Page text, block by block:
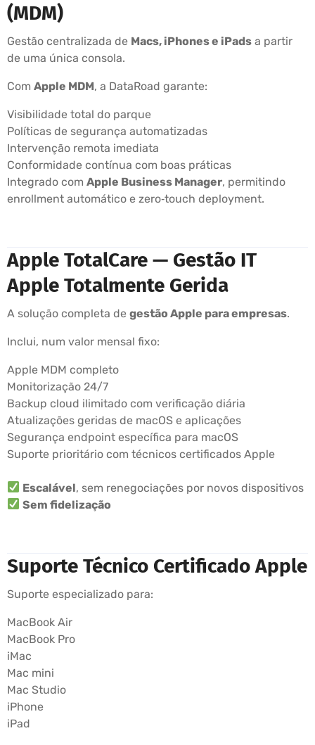
(MDM)
Gestão centralizada de Macs, iPhones e iPads a partir
de uma única consola.
Com Apple MDM, a DataRoad garante:
Visibilidade total do parque
Políticas de segurança automatizadas
Intervenção remota imediata
Conformidade contínua com boas práticas
Integrado com Apple Business Manager, permitindo
enrollment automático e zero‑touch deployment.
Apple TotalCare — Gestão IT
Apple Totalmente Gerida
A solução completa de gestão Apple para empresas.
Inclui, num valor mensal fixo:
Apple MDM completo
Monitorização 24/7
Backup cloud ilimitado com verificação diária
Atualizações geridas de macOS e aplicações
Segurança endpoint específica para macOS
Suporte prioritário com técnicos certificados Apple
Escalável, sem renegociações por novos dispositivos
Sem fidelização
Suporte Técnico Certificado Apple
Suporte especializado para:
MacBook Air
MacBook Pro
iMac
Mac mini
Mac Studio
iPhone
iPad